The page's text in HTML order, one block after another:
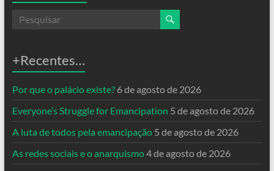
+Recentes…
Por que o palácio existe? 6 de agosto de 2026
Everyone’s Struggle for Emancipation 5 de agosto de 2026
A luta de todos pela emancipação 5 de agosto de 2026
As redes sociais e o anarquismo4 de agosto de 2026